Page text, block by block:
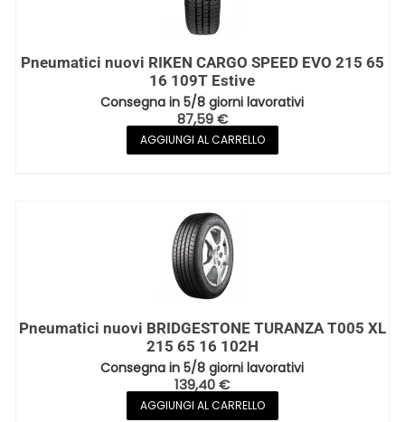
Pneumatici nuovi RIKEN CARGO SPEED EVO 215 65
16 109T Estive
Consegna in 5/8 giorni lavorativi
87,59€
AGGIUNGI AL CARRELLO
Pneumatici nuovi BRIDGESTONE TURANZA T005 XL
215 65 16 102H
Consegna in 5/8 giorni lavorativi
139,40€
AGGIUNGI AL CARRELLO